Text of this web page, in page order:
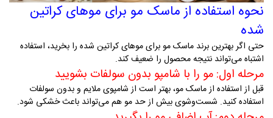
نحوه استفاده از ماسک مو برای موهای کراتین
شده
حتی اگر بهترین برند ماسک مو برای موهای کراتین شده را بخرید، استفاده
اشتباه می‌تواند نتیجه محصول را ضعیف کند.
مرحله اول: مو را با شامپو بدون سولفات بشویید
قبل از استفاده از ماسک مو، بهتر است از شامپوی ملایم و بدون سولفات
استفاده کنید. شست‌وشوی بیش از حد مو هم می‌تواند باعث خشکی شود.